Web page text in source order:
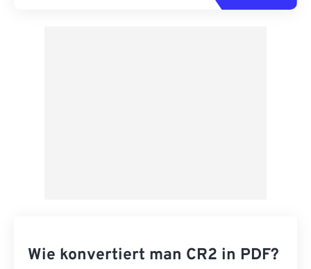
Wie konvertiert man CR2 in PDF?